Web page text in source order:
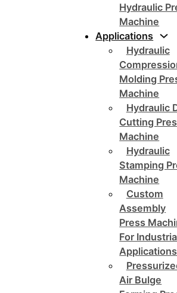
Hydraulic
Machine
Applications
Hydraulic
Molding
Machine
Hydraulic
Cutting
Machine
Hydraulic
Stamping
Machine
Custom
Assembly
Press
For
Applications
Air Bulge